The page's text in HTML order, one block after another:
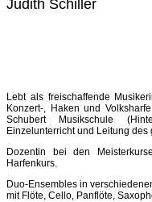
Judith Schiller
Lebt als freischaffende
Konzert-, Haken und
Schubert Musikschule
Einzelunterricht und Leitung
Dozentin bei den
Harfenkurs.
Duo-Ensembles in
mit Flöte, Cello, Panflöte,